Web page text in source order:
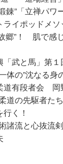
”「立禅パワ
ライポッドメソ
郷”！ 肌で感
「武と馬」第
体の”沈なる身
道有段者会 岡
道の先駆者た
く！
諸流と心抜流